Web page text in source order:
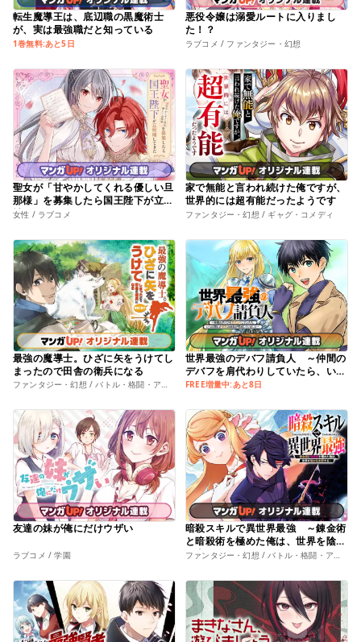
転生魔導王は、底辺職の黒魔術士
が、実は最強職だと知っている
1巻無料:あと5日
悪役令嬢は溺愛ルートに入りまし
た！？
ラブコメ / ファンタジー・幻想
聖女が「甘やかしてくれる優しい旦
那様」を募集したら国王陛下が立候
補してきた
女性 / ラブコメ
家で無能と言われ続けた俺ですが、
世界的には超有能だったようです
ファンタジー・幻想 / ギャグ・コメディ
最強の魔導士。ひざに矢をうけてし
まったので田舎の衛兵になる
ファンタジー・幻想 / バトル・格闘・アクション
世界最強のデバフ請負人 ～仲間の
デバフを肩代わりしていたら、いつ
の間にか無敵の肉体が完成していま
FREE増量中:あと8日
友達の妹が俺にだけウザい
ラブコメ / 学園
暗殺スキルで異世界最強 ～錬金術
と暗殺術を極めた俺は、世界を陰か
ら支配する～
ファンタジー・幻想 / バトル・格闘・アクション